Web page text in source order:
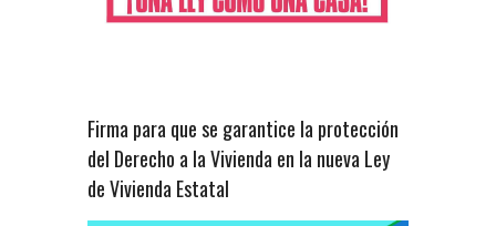
Firma para que se garantice la protección
del Derecho a la Vivienda en la nueva Ley
de Vivienda Estatal